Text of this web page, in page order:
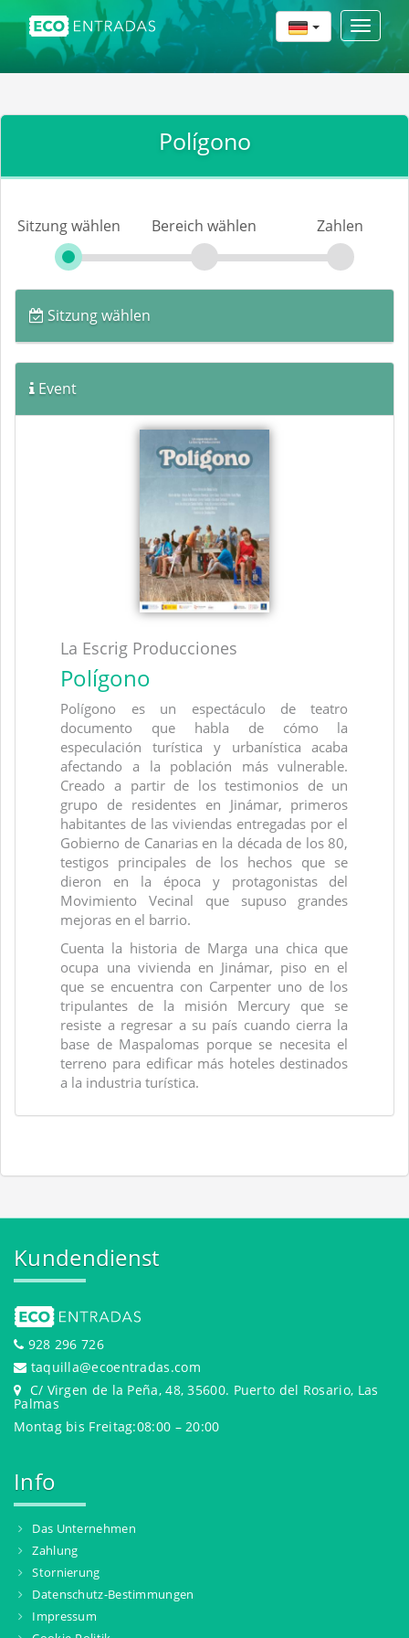
Toggle
Polígono
Sitzung wählen Bereich wählen Zahlen
Sitzung wählen
Event
La Escrig Producciones
Polígono
Polígono es un espectáculo de teatro
documento que habla de cómo la
especulación turística y urbanística acaba
afectando a la población más vulnerable.
Creado a partir de los testimonios de un
grupo de residentes en Jinámar, primeros
habitantes de las viviendas entregadas por el
Gobierno de Canarias en la década de los 80,
testigos principales de los hechos que se
dieron en la época y protagonistas del
Movimiento Vecinal que supuso grandes
mejoras en el barrio.
Cuenta la historia de Marga una chica que
ocupa una vivienda en Jinámar, piso en el
que se encuentra con Carpenter uno de los
tripulantes de la misión Mercury que se
resiste a regresar a su país cuando cierra la
base de Maspalomas porque se necesita el
terreno para edificar más hoteles destinados
a la industria turística.
Kundendienst
928 296 726
taquilla@ecoentradas.com
C/ Virgen de la Peña, 48, 35600. Puerto del Rosario, Las
Palmas
Montag bis Freitag:08:00 – 20:00
Info
Das Unternehmen
Zahlung
Stornierung
Datenschutz-Bestimmungen
Impressum